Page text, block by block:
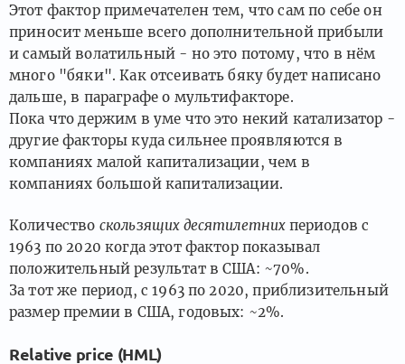
Этот фактор примечателен тем, что сам по себе он
приносит меньше всего дополнительной прибыли
и самый волатильный - но это потому, что в нём
много "бяки". Как отсеивать бяку будет написано
дальше, в параграфе о мультифакторе.
Пока что держим в уме что это некий катализатор -
другие факторы куда сильнее проявляются в
компаниях малой капитализации, чем в
компаниях большой капитализации.
Количество скользящих десятилетнихпериодов с
1963 по 2020 когда этот фактор показывал
положительный результат в США: ~70%.
За тот же период, с 1963 по 2020, приблизительный
размер премии в США, годовых: ~2%.
Relative price (HML)